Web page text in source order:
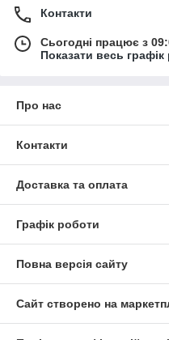
Контакти
Сьогодні працює з
Показати весь графік
Про нас
Контакти
Доставка та оплата
Графік роботи
Повна версія сайту
Сайт створено на